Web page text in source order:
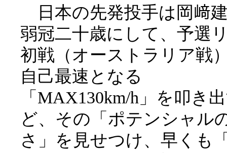
日本の先発投手は岡﨑
弱冠二十歳にして、予選
初戦（オーストラリア戦
自己最速となる
「MAX130km/h」を叩き
ど、その「ポテンシャル
さ」を見せつけ、早くも